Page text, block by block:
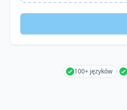
100+ języków